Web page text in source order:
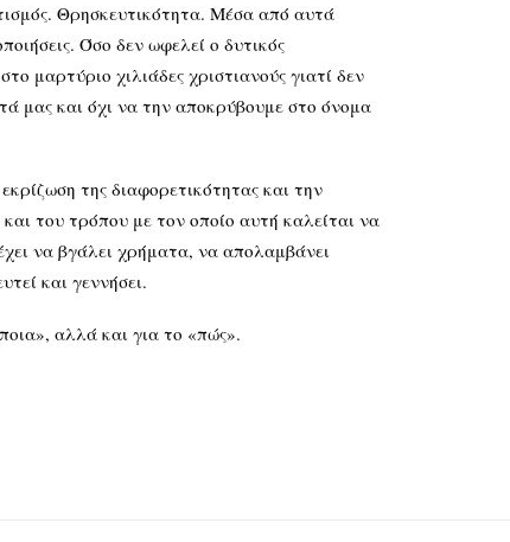
Θρησκευτικότητα. Μέσα από αυτά
Όσο δεν ωφελεί ο δυτικός
μαρτύριο χιλιάδες χριστιανούς γιατί δεν
μας και όχι να την αποκρύβουμε στο όνομα
της διαφορετικότητας και την
του τρόπου με τον οποίο αυτή καλείται να
να βγάλει χρήματα, να απολαμβάνει
και γεννήσει.
αλλά και για το «πώς».